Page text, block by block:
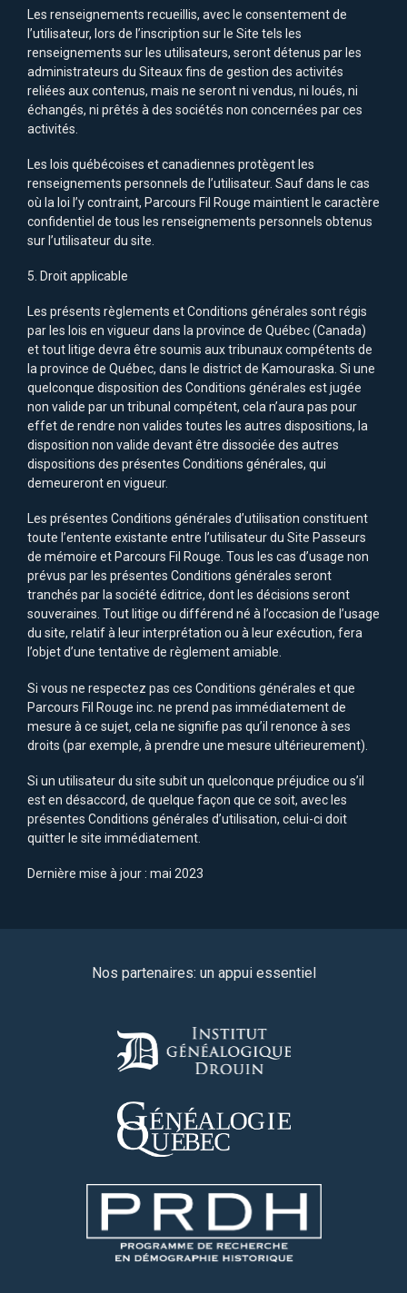
Les renseignements recueillis, avec le consentement de
l’utilisateur, lors de l’inscription sur le Site tels les
renseignements sur les utilisateurs, seront détenus par les
administrateurs du Siteaux fins de gestion des activités
reliées aux contenus, mais ne seront ni vendus, ni loués, ni
échangés, ni prêtés à des sociétés non concernées par ces
activités.
Les lois québécoises et canadiennes protègent les
renseignements personnels de l’utilisateur. Sauf dans le cas
où la loi l’y contraint, Parcours Fil Rouge maintient le caractère
confidentiel de tous les renseignements personnels obtenus
sur l’utilisateur du site.
5. Droit applicable
Les présents règlements et Conditions générales sont régis
par les lois en vigueur dans la province de Québec (Canada)
et tout litige devra être soumis aux tribunaux compétents de
la province de Québec, dans le district de Kamouraska. Si une
quelconque disposition des Conditions générales est jugée
non valide par un tribunal compétent, cela n’aura pas pour
effet de rendre non valides toutes les autres dispositions, la
disposition non valide devant être dissociée des autres
dispositions des présentes Conditions générales, qui
demeureront en vigueur.
Les présentes Conditions générales d’utilisation constituent
toute l’entente existante entre l’utilisateur du Site Passeurs
de mémoire et Parcours Fil Rouge. Tous les cas d’usage non
prévus par les présentes Conditions générales seront
tranchés par la société éditrice, dont les décisions seront
souveraines. Tout litige ou différend né à l’occasion de l’usage
du site, relatif à leur interprétation ou à leur exécution, fera
l’objet d’une tentative de règlement amiable.
Si vous ne respectez pas ces Conditions générales et que
Parcours Fil Rouge inc. ne prend pas immédiatement de
mesure à ce sujet, cela ne signifie pas qu’il renonce à ses
droits (par exemple, à prendre une mesure ultérieurement).
Si un utilisateur du site subit un quelconque préjudice ou s’il
est en désaccord, de quelque façon que ce soit, avec les
présentes Conditions générales d’utilisation, celui-ci doit
quitter le site immédiatement.
Dernière mise à jour : mai 2023
Nos partenaires: un appui essentiel